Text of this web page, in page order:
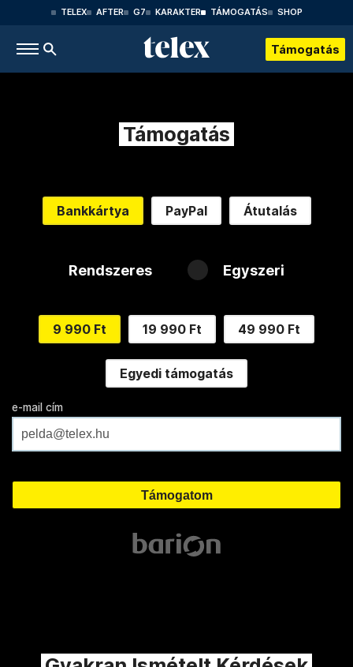
TELEX AFTER G7 KARAKTER TÁMOGATÁS SHOP
Támogatás
Támogatás
Bankkártya PayPal Átutalás
Rendszeres Egyszeri
9 990 Ft 19 990 Ft 49 990 Ft
Egyedi támogatás
e-mail cím